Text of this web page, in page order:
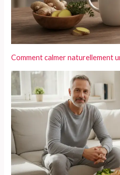
Comment calmer naturellement